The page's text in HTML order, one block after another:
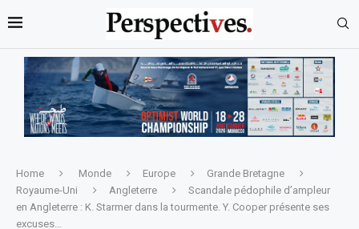
Home Monde Europe
Grande Bretagne
Royaume-Uni
Angleterre
Scandale pédophile d’ampleur
en Angleterre : K. Starmer dans la tourmente. Y. Cooper présente ses
excuses…